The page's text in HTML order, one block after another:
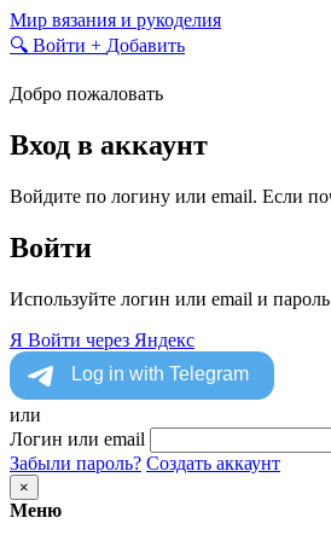
Skip
to
Мир вязания и рукоделия
🔍 Войти + Добавить
Добро пожаловать
Вход в аккаунт
Войдите по логину или email. Если
Войти
Используйте логин или email и
Я Войти через Яндекс
или
Логин или email
Забыли пароль? Создать аккаунт
×
Меню